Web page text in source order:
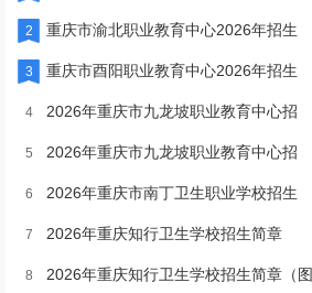
2 重庆市渝北职业教育中心2026年招生
3 重庆市酉阳职业教育中心2026年招生
4 2026年重庆市九龙坡职业教育中心招
5 2026年重庆市九龙坡职业教育中心招
6 2026年重庆市南丁卫生职业学校招生
7 2026年重庆知行卫生学校招生简章
8 2026年重庆知行卫生学校招生简章（图